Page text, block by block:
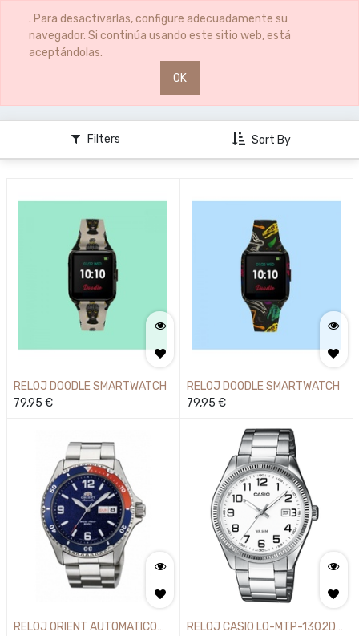
. Para desactivarlas, configure adecuadamente su
navegador. Si continúa usando este sitio web, está
aceptándolas.
OK
0 0
Filters Sort By
RELOJ DOODLE SMARTWATCH
79,95 €
RELOJ DOODLE SMARTWATCH
79,95 €
RELOJ ORIENT AUTOMATICO
RELOJ CASIO L0-MTP-1302D-